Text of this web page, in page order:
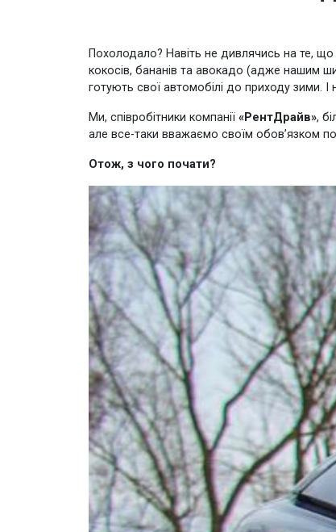
Похолодало? Навіть не дивлячись на те, що
кокосів, бананів та авокадо (адже нашим
готують свої автомобілі до приходу
Ми, співробітники компанії «РентДрайв»,
але все-таки вважаємо своїм обов’язком
Отож, з чого почати?